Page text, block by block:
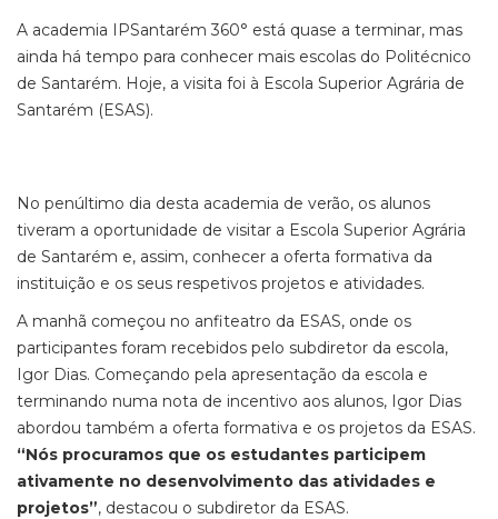
A academia IPSantarém 360° está quase a terminar, mas
ainda há tempo para conhecer mais escolas do Politécnico
de Santarém. Hoje, a visita foi à Escola Superior Agrária de
Santarém (ESAS).
No penúltimo dia desta academia de verão, os alunos
tiveram a oportunidade de visitar a Escola Superior Agrária
de Santarém e, assim, conhecer a oferta formativa da
instituição e os seus respetivos projetos e atividades.
A manhã começou no anfiteatro da ESAS, onde os
participantes foram recebidos pelo subdiretor da escola,
Igor Dias. Começando pela apresentação da escola e
terminando numa nota de incentivo aos alunos, Igor Dias
abordou também a oferta formativa e os projetos da ESAS.
“Nós procuramos que os estudantes participem
ativamente no desenvolvimento das atividades e
projetos”, destacou o subdiretor da ESAS.